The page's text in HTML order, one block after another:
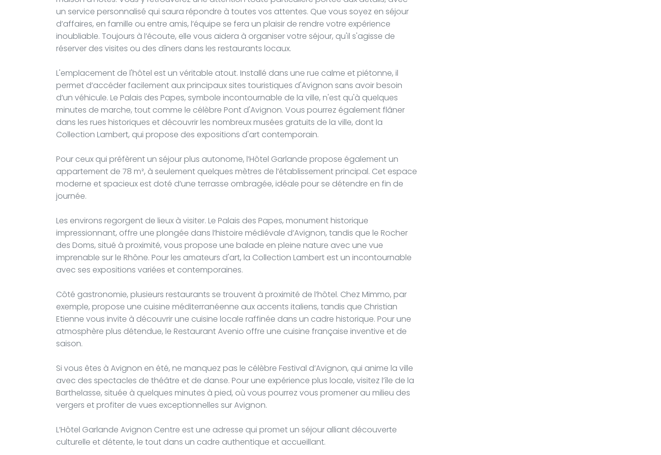
un service personnalisé qui saura répondre à toutes vos attentes. Que vous soyez en séjour
d’affaires, en famille ou entre amis, l’équipe se fera un plaisir de rendre votre expérience
inoubliable. Toujours à l’écoute, elle vous aidera à organiser votre séjour, qu'il s'agisse de
réserver des visites ou des dîners dans les restaurants locaux.
L'emplacement de l'hôtel est un véritable atout. Installé dans une rue calme et piétonne, il
permet d’accéder facilement aux principaux sites touristiques d'Avignon sans avoir besoin
d’un véhicule. Le Palais des Papes, symbole incontournable de la ville, n'est qu'à quelques
minutes de marche, tout comme le célèbre Pont d'Avignon. Vous pourrez également flâner
dans les rues historiques et découvrir les nombreux musées gratuits de la ville, dont la
Collection Lambert, qui propose des expositions d'art contemporain.
Pour ceux qui préfèrent un séjour plus autonome, l’Hôtel Garlande propose également un
appartement de 78 m², à seulement quelques mètres de l’établissement principal. Cet espace
moderne et spacieux est doté d’une terrasse ombragée, idéale pour se détendre en fin de
journée.
Les environs regorgent de lieux à visiter. Le Palais des Papes, monument historique
impressionnant, offre une plongée dans l’histoire médiévale d’Avignon, tandis que le Rocher
des Doms, situé à proximité, vous propose une balade en pleine nature avec une vue
imprenable sur le Rhône. Pour les amateurs d'art, la Collection Lambert est un incontournable
avec ses expositions variées et contemporaines.
Côté gastronomie, plusieurs restaurants se trouvent à proximité de l’hôtel. Chez Mimmo, par
exemple, propose une cuisine méditerranéenne aux accents italiens, tandis que Christian
Etienne vous invite à découvrir une cuisine locale raffinée dans un cadre historique. Pour une
atmosphère plus détendue, le Restaurant Avenio offre une cuisine française inventive et de
saison.
Si vous êtes à Avignon en été, ne manquez pas le célèbre Festival d’Avignon, qui anime la ville
avec des spectacles de théâtre et de danse. Pour une expérience plus locale, visitez l’île de la
Barthelasse, située à quelques minutes à pied, où vous pourrez vous promener au milieu des
vergers et profiter de vues exceptionnelles sur Avignon.
L’Hôtel Garlande Avignon Centre est une adresse qui promet un séjour alliant découverte
culturelle et détente, le tout dans un cadre authentique et accueillant.